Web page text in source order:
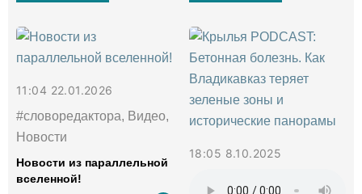
11:04 22.01.2026
#словоредактора, Видео,
Новости
Новости из параллельной
вселенной!
18:05 8.10.2025